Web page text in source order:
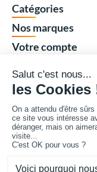
Catégories
Nos marques
Votre compte
Vos achats